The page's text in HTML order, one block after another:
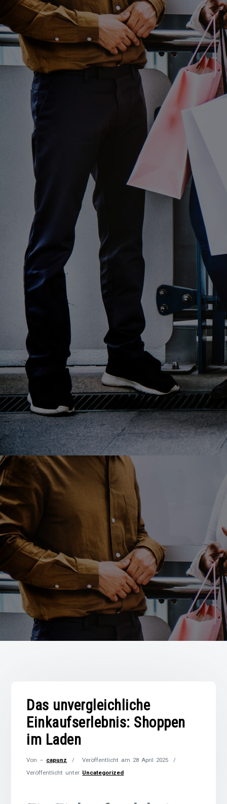
Das unvergleichliche
Einkaufserlebnis: Shoppen
im Laden
Von – capunz Veröffentlicht am 28 April 2025
Veröffentlicht unter Uncategorized